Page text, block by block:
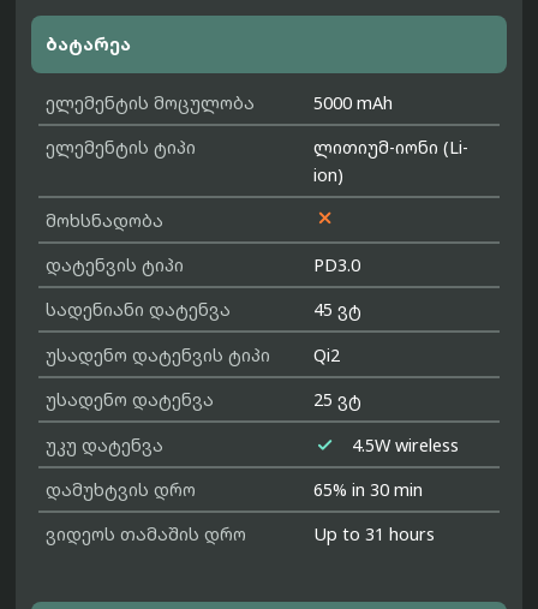
ბატარეა
ელემენტის მოცულობა
5000 mAh
ელემენტის ტიპი
ლითიუმ-იონი (Li-
ion)
მოხსნადობა

დატენვის ტიპი
PD3.0
სადენიანი დატენვა
45 ვტ
უსადენო დატენვის ტიპი
Qi2
უსადენო დატენვა
25 ვტ
უკუ დატენვა

4.5W wireless
დამუხტვის დრო
65% in 30 min
ვიდეოს თამაშის დრო
Up to 31 hours